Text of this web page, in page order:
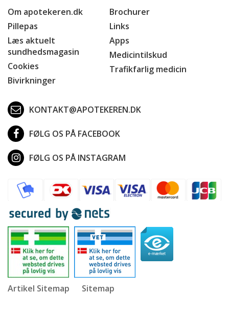
Om apotekeren.dk
Pillepas
Læs aktuelt
sundhedsmagasin
Cookies
Bivirkninger
Brochurer
Links
Apps
Medicintilskud
Trafikfarlig medicin
KONTAKT@APOTEKEREN.DK
FØLG OS PÅ FACEBOOK
FØLG OS PÅ INSTAGRAM
Artikel Sitemap Sitemap